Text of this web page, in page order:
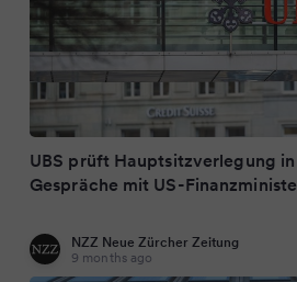
UBS prüft Hauptsitzverlegung
Gespräche mit US-
NZZ Neue Zürcher Zeitung
9 months ago